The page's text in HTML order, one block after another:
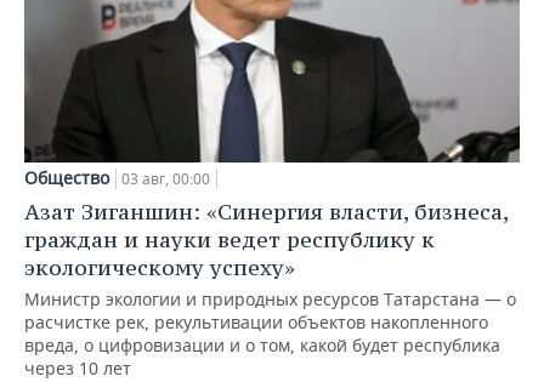
Общество 03 авг, 00:00
Азат Зиганшин: «Синергия власти, бизнеса,
граждан и науки ведет республику к
экологическому успеху»
Министр экологии и природных ресурсов Татарстана — о
расчистке рек, рекультивации объектов накопленного
вреда, о цифровизации и о том, какой будет республика
через 10 лет